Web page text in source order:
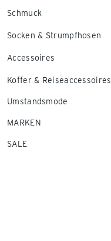
Schmuck
Socken & Strumpfhosen
Accessoires
Koffer & Reiseaccessoires
Umstandsmode
MARKEN
SALE